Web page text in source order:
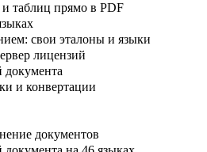
и таблиц прямо в PDF
свои эталоны и языки
лицензий
документа
и конвертации
документов